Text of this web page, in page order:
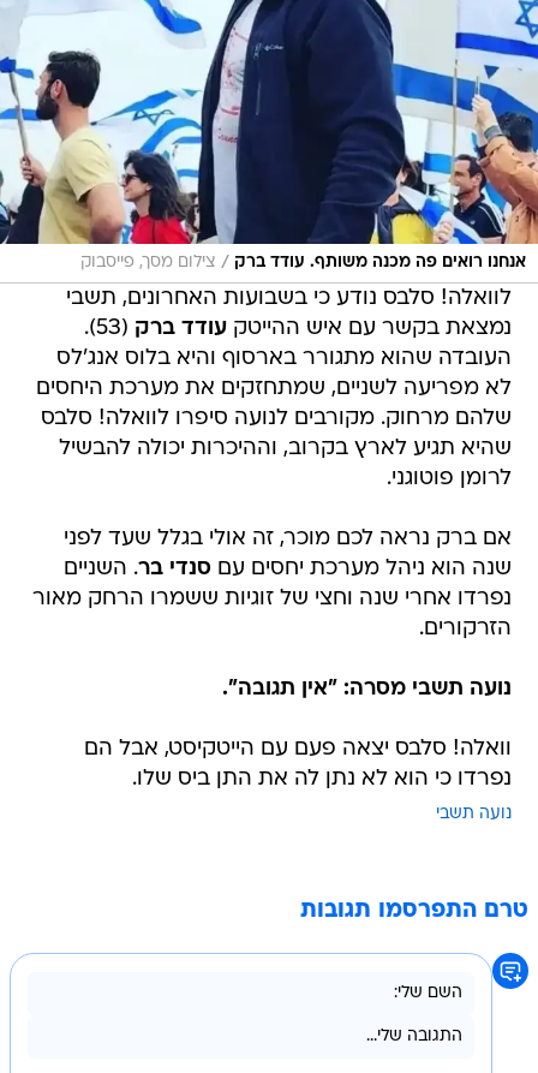
אנחנו רואים פה מכנה משותף. עודד ברק / צילום מסך, פייסבוק
לוואלה! סלבס נודע כי בשבועות האחרונים, תשבי
נמצאת בקשר עם איש ההייטקעודד ברק
(53).
העובדה שהוא מתגורר בארסוף והיא בלוס אנג'לס
לא מפריעה לשניים, שמתחזקים את מערכת היחסים
שלהם מרחוק. מקורבים לנועה סיפרו לוואלה! סלבס
שהיא תגיע לארץ בקרוב, וההיכרות יכולה להבשיל
לרומן פוטוגני.
אם ברק נראה לכם מוכר, זה אולי בגלל שעד לפני
שנה הוא ניהל מערכת יחסים עםסנדי בר. השניים
נפרדו אחרי שנה וחצי של זוגיות ששמרו הרחק מאור
הזרקורים.
נועה תשבי מסרה: "אין תגובה".
וואלה! סלבס יצאה פעם עם הייטקיסט, אבל הם
נפרדו כי הוא לא נתן לה את התן ביס שלו.
נועה תשבי
טרם התפרסמו תגובות